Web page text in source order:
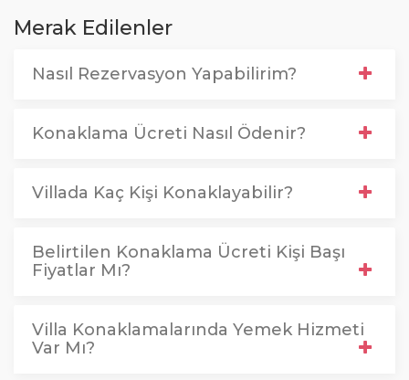
Merak Edilenler
Nasıl Rezervasyon Yapabilirim?
Konaklama Ücreti Nasıl Ödenir?
Villada Kaç Kişi Konaklayabilir?
Belirtilen Konaklama Ücreti Kişi Başı
Fiyatlar Mı?
Villa Konaklamalarında Yemek Hizmeti
Var Mı?